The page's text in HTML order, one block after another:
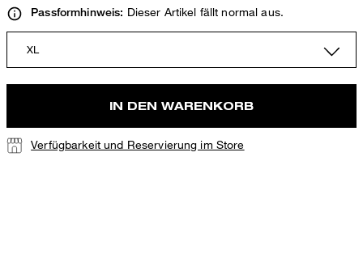
Passformhinweis: Dieser Artikel fällt normal aus.
XL
IN DEN WARENKORB
Verfügbarkeit und Reservierung im Store